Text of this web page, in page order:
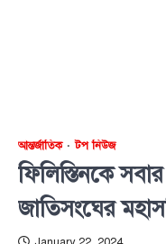
আন্তর্জাতিক টপ নিউজ
ফিলিস্তিনকে
জাতিসংঘের